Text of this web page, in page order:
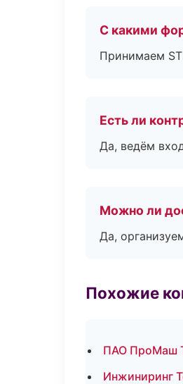
С какими
Принимаем
Есть ли
Да, ведём
Можно ли
Да,
Похожие
ПАО ПроМаш
Инжиниринг